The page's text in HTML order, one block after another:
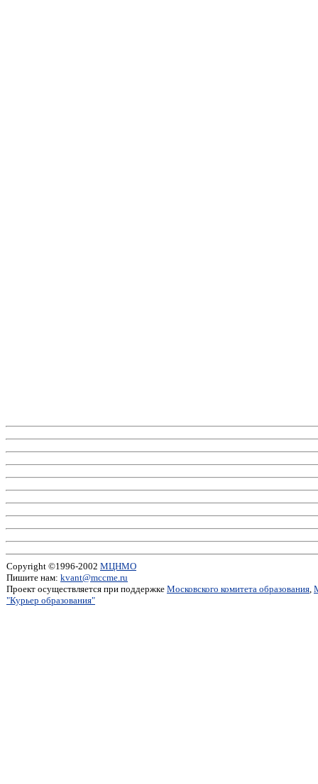
Copyright ©1996-2002 МЦНМО
Пишите нам: kvant@mccme.ru
Проект осуществляется при поддержке Московского комитета образования,
"Курьер образования"